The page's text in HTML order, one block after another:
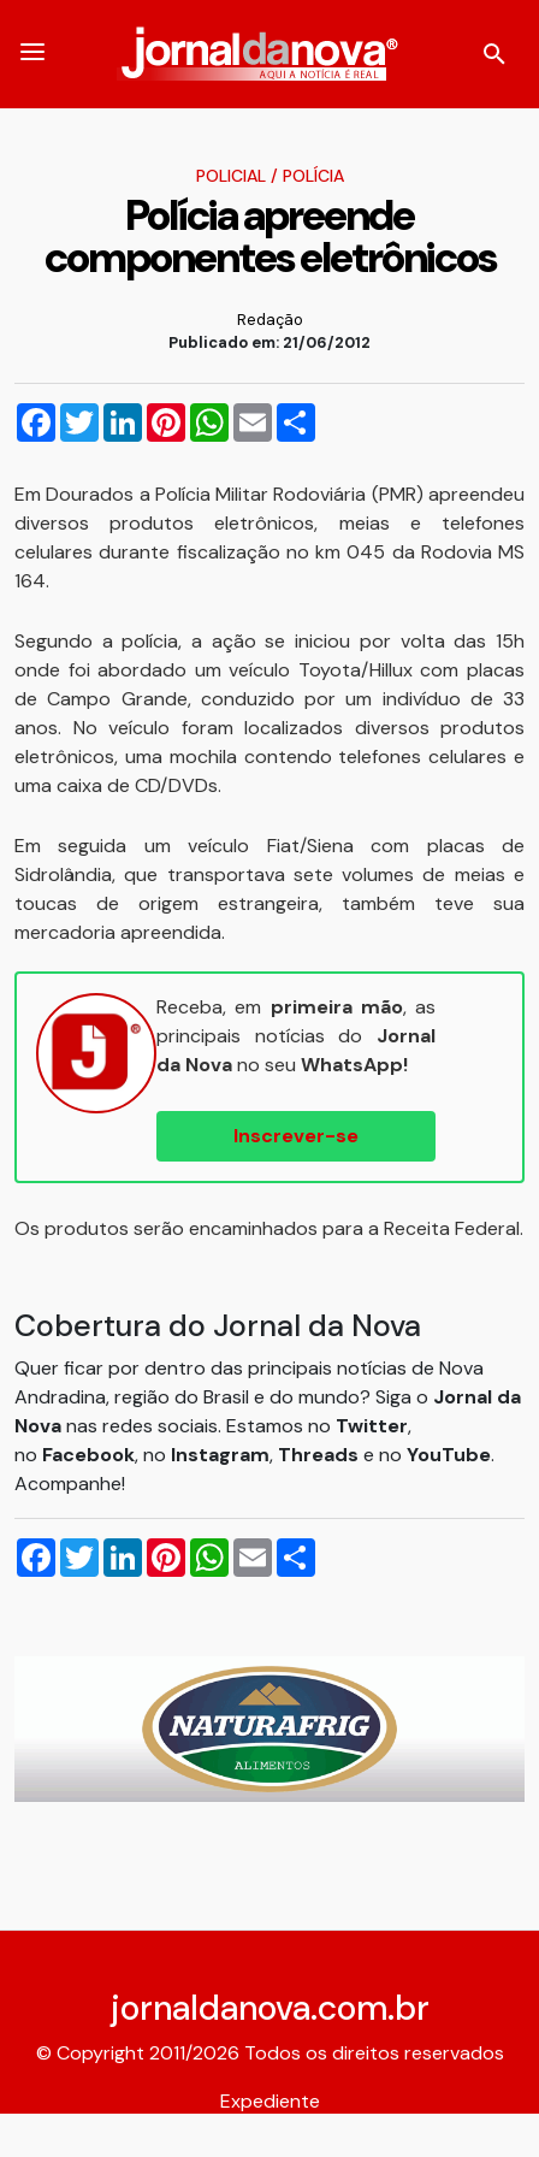
POLICIAL/ POLÍCIA
Polícia apreende
componentes eletrônicos
Redação
Publicado em: 21/06/2012
Facebook
TwitterLinkedInPinterestWhatsApp
Email
Em Dourados a Polícia Militar Rodoviária (PMR) apreendeu
diversos produtos eletrônicos, meias e telefones
celulares durante fiscalização no km 045 da Rodovia MS
164.
Segundo a polícia, a ação se iniciou por volta das 15h
onde foi abordado um veículo Toyota/Hillux com placas
de Campo Grande, conduzido por um indivíduo de 33
anos. No veículo foram localizados diversos produtos
eletrônicos, uma mochila contendo telefones celulares e
uma caixa de CD/DVDs.
Em seguida um veículo Fiat/Siena com placas de
Sidrolândia, que transportava sete volumes de meias e
toucas de origem estrangeira, também teve sua
mercadoria apreendida.
Receba, em primeira mão, as
principais notícias do Jornal
da Novano seu WhatsApp!
Inscrever-se
Os produtos serão encaminhados para a Receita Federal.
Cobertura do Jornal da Nova
Quer ficar por dentro das principais notícias de Nova
Andradina, região do Brasil e do mundo? Siga o Jornal da
Novanas redes sociais. Estamos no Twitter,
no Facebook, no Instagram, Threads e no YouTube.
Acompanhe!
Facebook
TwitterLinkedInPinterestWhatsApp
Email
jornaldanova.com.br
© Copyright 2011/2026 Todos os direitos reservados
Expediente